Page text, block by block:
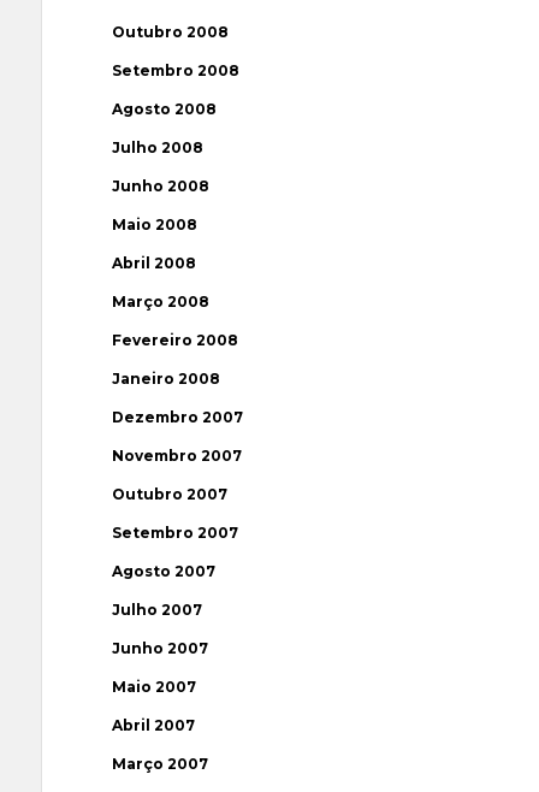
Outubro 2008
Setembro 2008
Agosto 2008
Julho 2008
Junho 2008
Maio 2008
Abril 2008
Março 2008
Fevereiro 2008
Janeiro 2008
Dezembro 2007
Novembro 2007
Outubro 2007
Setembro 2007
Agosto 2007
Julho 2007
Junho 2007
Maio 2007
Abril 2007
Março 2007